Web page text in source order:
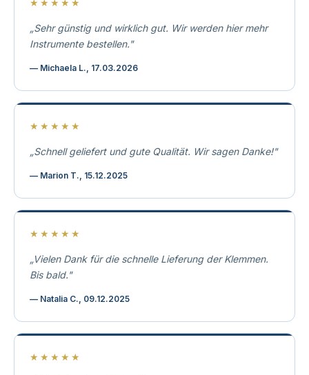
★★★★★
„Sehr günstig und wirklich gut. Wir werden hier mehr
Instrumente bestellen."
— Michaela L., 17.03.2026
★★★★★
„Schnell geliefert und gute Qualität. Wir sagen Danke!"
— Marion T., 15.12.2025
★★★★★
„Vielen Dank für die schnelle Lieferung der Klemmen.
Bis bald."
— Natalia C., 09.12.2025
★★★★★